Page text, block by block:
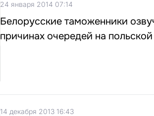
24 января 2014 07:14
Белорусские таможенники
причинах очередей на
14 декабря 2013 16:43